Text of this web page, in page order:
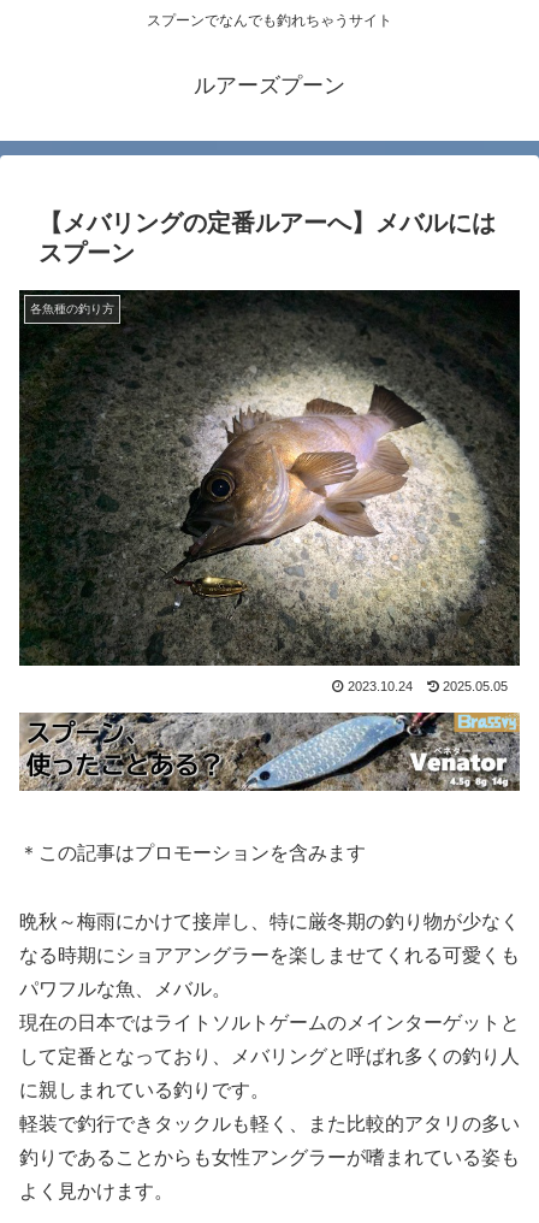
スプーンでなんでも釣れちゃうサイト
ルアーズプーン
【メバリングの定番ルアーへ】メバルには
スプーン
各魚種の釣り方
2023.10.24 2025.05.05
＊この記事はプロモーションを含みます
晩秋～梅雨にかけて接岸し、特に厳冬期の釣り物が少なく
なる時期にショアアングラーを楽しませてくれる可愛くも
パワフルな魚、メバル。
現在の日本ではライトソルトゲームのメインターゲットと
して定番となっており、メバリングと呼ばれ多くの釣り人
に親しまれている釣りです。
軽装で釣行できタックルも軽く、また比較的アタリの多い
釣りであることからも女性アングラーが嗜まれている姿も
よく見かけます。